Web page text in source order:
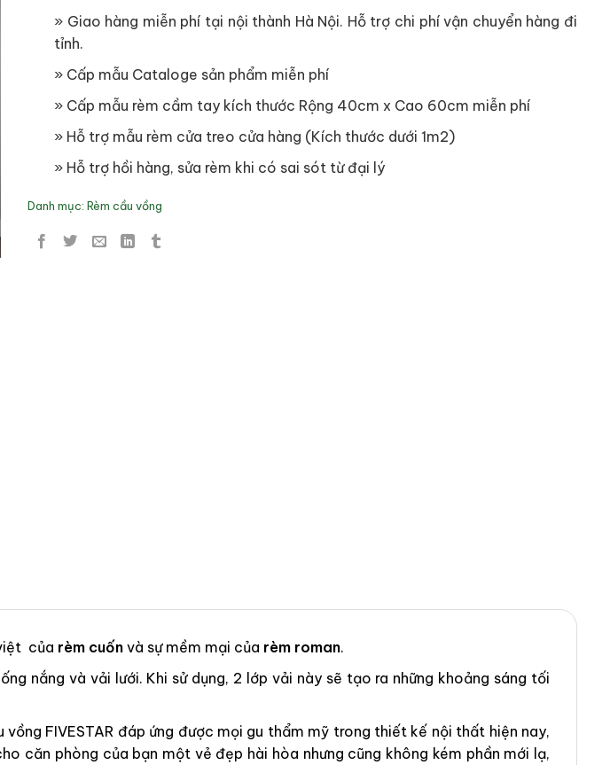
» Giao hàng miễn phí tại nội thành Hà Nội. Hỗ trợ chi phí vận chuyển hàng đi
tỉnh.
» Cấp mẫu Cataloge sản phẩm miễn phí
» Cấp mẫu rèm cầm tay kích thước Rộng 40cm x Cao 60cm miễn phí
» Hỗ trợ mẫu rèm cửa treo cửa hàng (Kích thước dưới 1m2)
» Hỗ trợ hồi hàng, sửa rèm khi có sai sót từ đại lý
Danh mục: Rèm cầu vồng
của rèm cuốn và sự mềm mại của rèm roman.
nắng và vải lưới. Khi sử dụng, 2 lớp vải này sẽ tạo ra những khoảng sáng tối
FIVESTAR đáp ứng được mọi gu thẩm mỹ trong thiết kế nội thất hiện nay,
căn phòng của bạn một vẻ đẹp hài hòa nhưng cũng không kém phần mới lạ,